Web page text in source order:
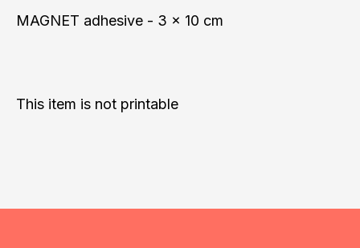
MAGNET adhesive - 3 x 10 cm
This item is not printable